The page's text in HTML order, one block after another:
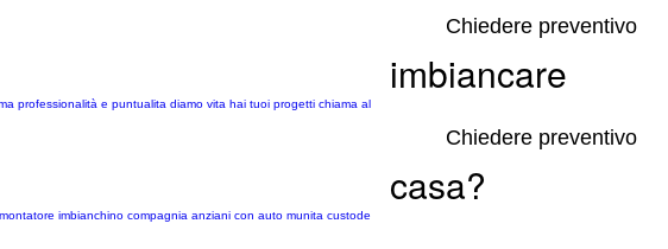
professionalità e puntualita diamo vita hai tuoi progetti chiama al
Chiedere preventivo
imbianchino compagnia anziani con auto munita custode
Chiedere preventivo
imbiancare
casa?